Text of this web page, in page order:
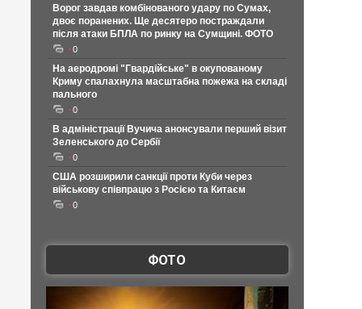
Ворог завдав комбінованого удару по Сумах,
двоє поранених. Ще десятеро постраждали
після атаки БПЛА по ринку на Сумщині. ФОТО
0
На аеродромі "Гвардійське" в окупованому
Криму спалахнула масштабна пожежа на складі
пального
0
В адміністрації Вучича анонсували перший візит
Зеленського до Сербії
0
США розширили санкції проти Куби через
військову співпрацю з Росією та Китаєм
0
ФОТО